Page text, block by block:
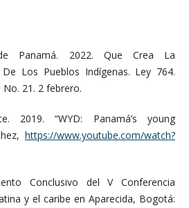
Panamá. 2022. Que Crea La
Los Pueblos Indígenas. Ley 764.
No. 21. 2 febrero.
2019. “WYD: Panamá’s young
https://www.youtube.com/watch?
Conclusivo del V Conferencia
y el caribe en Aparecida, Bogotá: